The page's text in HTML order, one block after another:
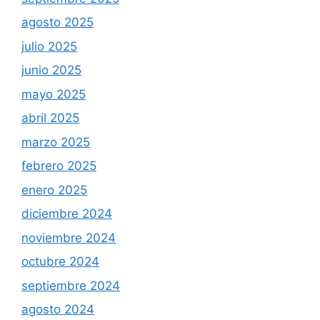
agosto 2025
julio 2025
junio 2025
mayo 2025
abril 2025
marzo 2025
febrero 2025
enero 2025
diciembre 2024
noviembre 2024
octubre 2024
septiembre 2024
agosto 2024